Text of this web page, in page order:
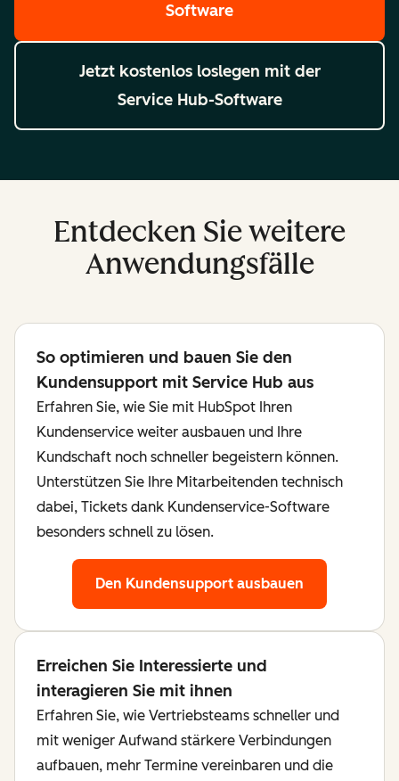
Software
Jetzt kostenlos loslegen mit der
Service Hub-Software
Entdecken Sie weitere
Anwendungsfälle
So optimieren und bauen Sie den
Kundensupport mit Service Hub aus
Erfahren Sie, wie Sie mit HubSpot Ihren
Kundenservice weiter ausbauen und Ihre
Kundschaft noch schneller begeistern können.
Unterstützen Sie Ihre Mitarbeitenden technisch
dabei, Tickets dank Kundenservice-Software
besonders schnell zu lösen.
Den Kundensupport ausbauen
Erreichen Sie Interessierte und
interagieren Sie mit ihnen
Erfahren Sie, wie Vertriebsteams schneller und
mit weniger Aufwand stärkere Verbindungen
aufbauen, mehr Termine vereinbaren und die